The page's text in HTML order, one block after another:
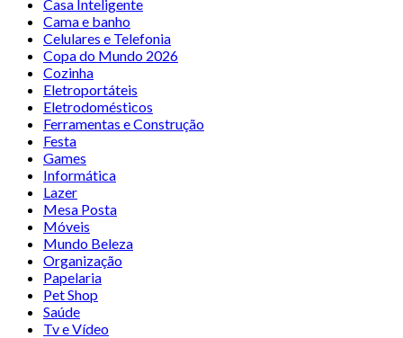
Casa Inteligente
Cama e banho
Celulares e Telefonia
Copa do Mundo 2026
Cozinha
Eletroportáteis
Eletrodomésticos
Ferramentas e Construção
Festa
Games
Informática
Lazer
Mesa Posta
Móveis
Mundo Beleza
Organização
Papelaria
Pet Shop
Saúde
Tv e Vídeo